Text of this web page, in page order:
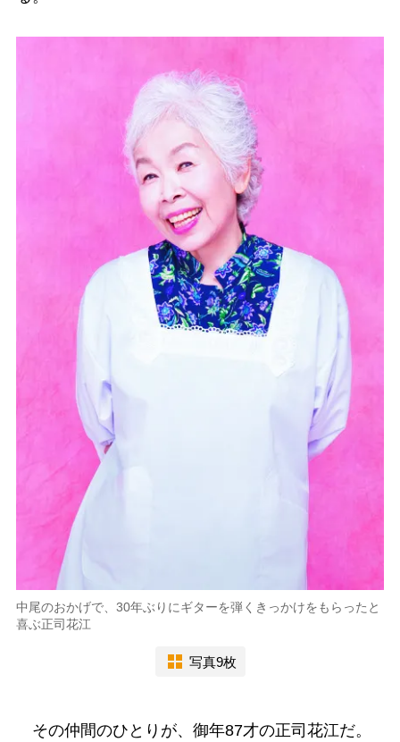
中尾のおかげで、30年ぶりにギターを弾くきっかけをもらったと
喜ぶ正司花江
写真9枚
その仲間のひとりが、御年87才の正司花江だ。